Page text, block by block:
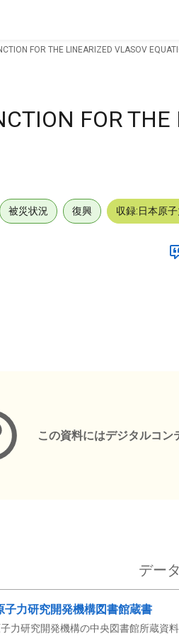
FOR THE LINEARIZED VLASOV
FOR
被災状況 復興 収録:日本原
この資料にはデジタルコン
デー
子力研究開発機構図書館蔵書
力研究開発機構の中央図書館所蔵資